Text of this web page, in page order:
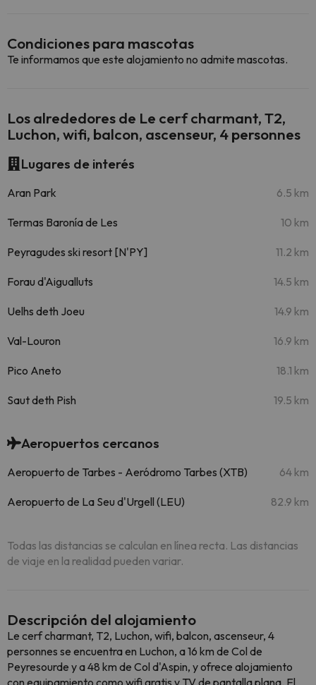
Condiciones para mascotas
Te informamos que este alojamiento no admite mascotas.
Los alrededores de Le cerf charmant, T2,
Luchon, wifi, balcon, ascenseur, 4 personnes
Lugares de interés
Aran Park 6.5 km
Termas Baronía de Les 10 km
Peyragudes ski resort [N'PY] 11.2 km
Forau d'Aigualluts 14.5 km
Uelhs deth Joeu 14.9 km
Val-Louron 16.9 km
Pico Aneto 18.1 km
Saut deth Pish 19.5 km
Aeropuertos cercanos
Aeropuerto de Tarbes - Aeródromo Tarbes (XTB) 64 km
Aeropuerto de La Seu d'Urgell (LEU) 82.9 km
Todas las distancias se calculan en línea recta. Las distancias
de viaje en la realidad pueden variar.
Descripción del alojamiento
Le cerf charmant, T2, Luchon, wifi, balcon, ascenseur, 4
personnes se encuentra en Luchon, a 16 km de Col de
Peyresourde y a 48 km de Col d'Aspin, y ofrece alojamiento
con equipamiento como wifi gratis y TV de pantalla plana. El